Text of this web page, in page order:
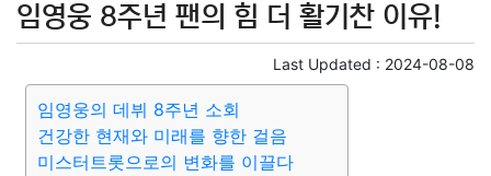
임영웅 8주년 팬의 힘 더 활기찬 이유!
Last Updated : 2024-08-08
임영웅의 데뷔 8주년 소회
건강한 현재와 미래를 향한 걸음
미스터트롯으로의 변화를 이끌다